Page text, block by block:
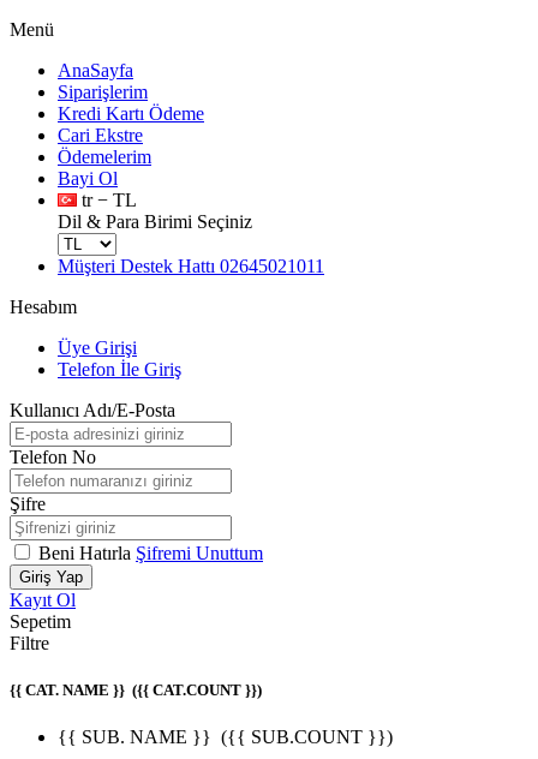
Menü
AnaSayfa
Siparişlerim
Kredi Kartı Ödeme
Cari Ekstre
Ödemelerim
Bayi Ol
tr − TL
Dil & Para Birimi Seçiniz
Müşteri Destek Hattı 02645021011
Hesabım
Üye Girişi
Telefon İle Giriş
Kullanıcı Adı/E-Posta
Telefon No
Şifre
Beni Hatırla Şifremi Unuttum
Giriş Yap
Kayıt Ol
Sepetim
Filtre
{{ CAT. NAME }} ({{ CAT.COUNT }})
{{ SUB. NAME }} ({{ SUB.COUNT }})